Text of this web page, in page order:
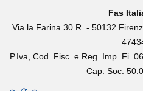
Fas
Via la Farina 30 R. - 50132
P.Iva, Cod. Fisc. e Reg. Imp. Fi.
Cap. Soc.